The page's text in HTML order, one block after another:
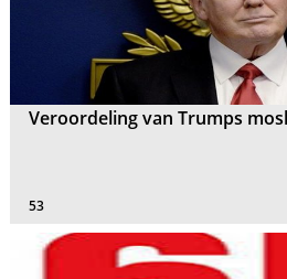
Veroordeling van Trumps
53